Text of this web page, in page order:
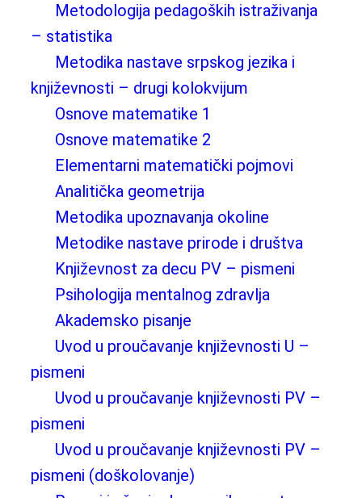
Metodologija pedagoških istraživanja
– statistika
Metodika nastave srpskog jezika i
književnosti – drugi kolokvijum
Osnove matematike 1
Osnove matematike 2
Elementarni matematički pojmovi
Analitička geometrija
Metodika upoznavanja okoline
Metodike nastave prirode i društva
Književnost za decu PV – pismeni
Psihologija mentalnog zdravlja
Akademsko pisanje
Uvod u proučavanje književnosti U –
pismeni
Uvod u proučavanje književnosti PV –
pismeni
Uvod u proučavanje književnosti PV –
pismeni (doškolovanje)